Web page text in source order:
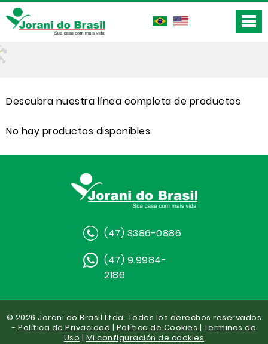
Descubra nuestra línea completa de productos
No hay productos disponibles.
(47) 3386-0886
(47) 9.9984-
2186
© 2026 Jorani do Brasil Ltda. Todos los derechos reservados
- Política de Privacidad | Política de Cookies | Terminos de
Uso | Mi configuración de cookies